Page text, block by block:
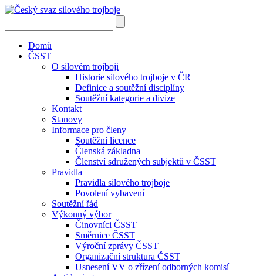
Domů
ČSST
O silovém trojboji
Historie silového trojboje v ČR
Definice a soutěžní disciplíny
Soutěžní kategorie a divize
Kontakt
Stanovy
Informace pro členy
Soutěžní licence
Členská základna
Členství sdružených subjektů v ČSST
Pravidla
Pravidla silového trojboje
Povolení vybavení
Soutěžní řád
Výkonný výbor
Činovníci ČSST
Směrnice ČSST
Výroční zprávy ČSST
Organizační struktura ČSST
Usnesení VV o zřízení odborných komisí